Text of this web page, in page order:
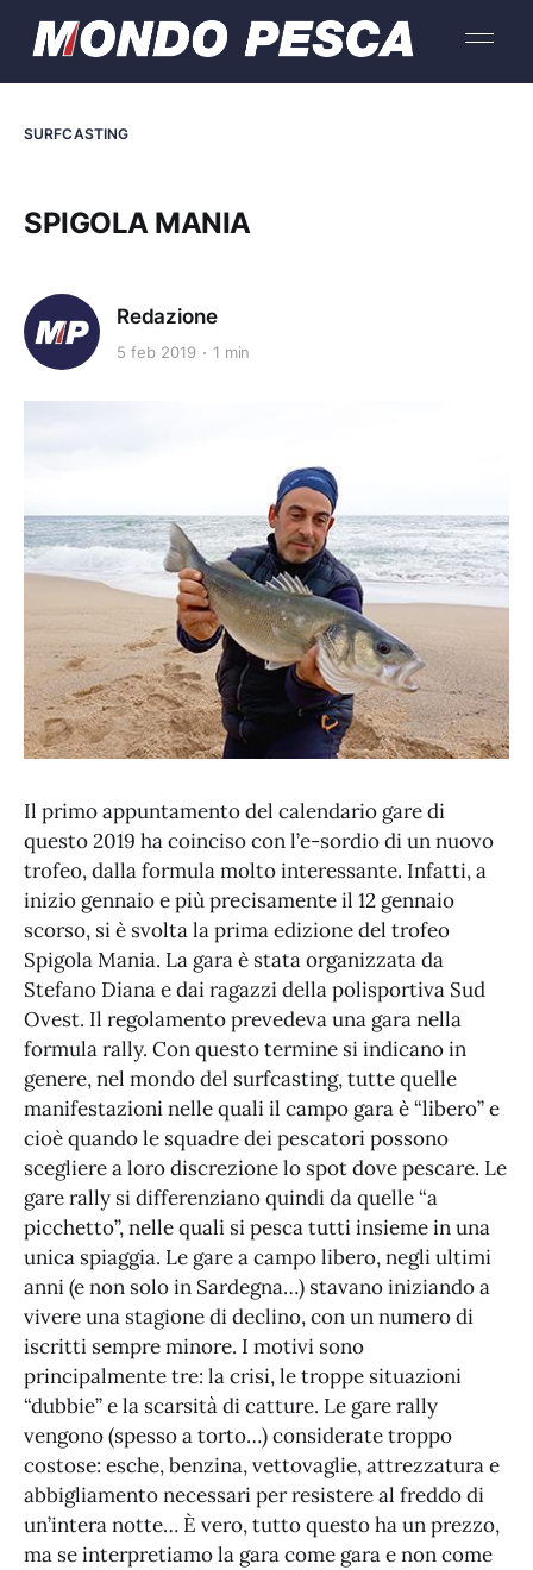
SURFCASTING
SPIGOLA MANIA
Redazione
5 feb 2019 1 min
Il primo appuntamento del calendario gare di
questo 2019 ha coinciso con l’e-sordio di un nuovo
trofeo, dalla formula molto interessante. Infatti, a
inizio gennaio e più precisamente il 12 gennaio
scorso, si è svolta la prima edizione del trofeo
Spigola Mania. La gara è stata organizzata da
Stefano Diana e dai ragazzi della polisportiva Sud
Ovest. Il regolamento prevedeva una gara nella
formula rally. Con questo termine si indicano in
genere, nel mondo del surfcasting, tutte quelle
manifestazioni nelle quali il campo gara è “libero” e
cioè quando le squadre dei pescatori possono
scegliere a loro discrezione lo spot dove pescare. Le
gare rally si differenziano quindi da quelle “a
picchetto”, nelle quali si pesca tutti insieme in una
unica spiaggia. Le gare a campo libero, negli ultimi
anni (e non solo in Sardegna…) stavano iniziando a
vivere una stagione di declino, con un numero di
iscritti sempre minore. I motivi sono
principalmente tre: la crisi, le troppe situazioni
“dubbie” e la scarsità di catture. Le gare rally
vengono (spesso a torto…) considerate troppo
costose: esche, benzina, vettovaglie, attrezzatura e
abbigliamento necessari per resistere al freddo di
un’intera notte… È vero, tutto questo ha un prezzo,
ma se interpretiamo la gara come gara e non come